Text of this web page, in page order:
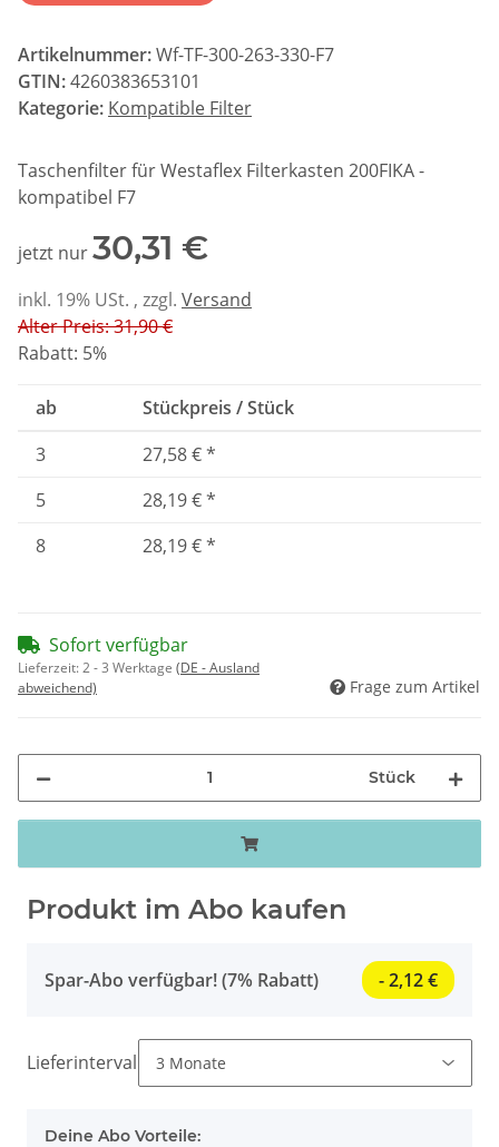
Artikelnummer:Wf-TF-300-263-330-F7
GTIN:4260383653101
Kategorie: Kompatible Filter
Taschenfilter für Westaflex Filterkasten 200FIKA -
kompatibel F7
jetzt nur30,31 €
inkl. 19% USt. , zzgl. Versand
Alter Preis: 31,90 €
Rabatt: 5%
ab
Stückpreis / Stück
3
27,58 €*
5
28,19 €*
8
28,19 €*
Sofort verfügbar
Lieferzeit:2 - 3 Werktage (DE - Ausland
abweichend)
Frage zum Artikel
Stück
Produkt im Abo kaufen
Spar-Abo verfügbar! (7% Rabatt) - 2,12 €
Lieferintervall
Deine Abo Vorteile: